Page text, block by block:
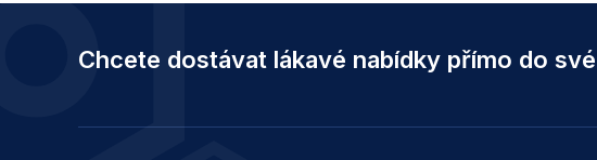
Chcete dostávat lákavé nabídky přímo do